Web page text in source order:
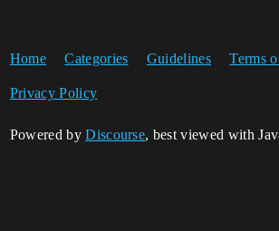
Home Categories Guidelines Terms
Privacy Policy
Powered byDiscourse, best viewed with